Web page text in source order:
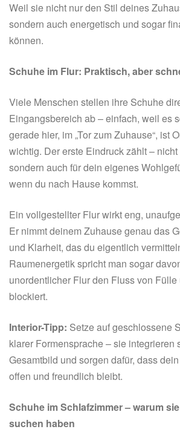
Weil sie nicht nur den Stil deines
sondern auch energetisch und sogar
können.
Schuhe im Flur: Praktisch, aber
Viele Menschen stellen ihre Schuhe
Eingangsbereich ab – einfach, weil es
gerade hier, im „Tor zum Zuhause“, ist
wichtig. Der erste Eindruck zählt – nicht
sondern auch für dein eigenes
wenn du nach Hause kommst.
Ein vollgestellter Flur wirkt eng,
Er nimmt deinem Zuhause genau das
und Klarheit, das du eigentlich
Raumenergetik spricht man sogar
unordentlicher Flur den Fluss von
blockiert.
Interior-Tipp: Setze auf geschlossene
klarer Formensprache – sie integrieren
Gesamtbild und sorgen dafür, dass
offen und freundlich bleibt.
Schuhe im Schlafzimmer – warum
suchen haben